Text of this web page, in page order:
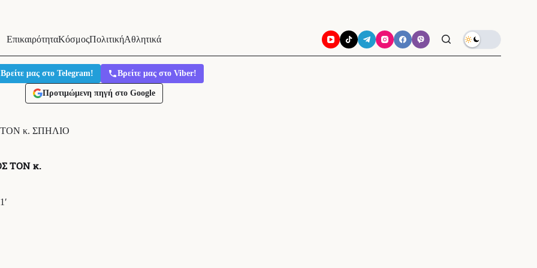
ΕπικαιρότηταΚόσμοςΠολιτικήΑθλητικά
Βρείτε μας στο Telegram! Βρείτε μας στο Viber!
Προτιμώμενη πηγή στο Google
κ. ΣΠΗΛΙΟ
ΤΟΝ κ.
1′